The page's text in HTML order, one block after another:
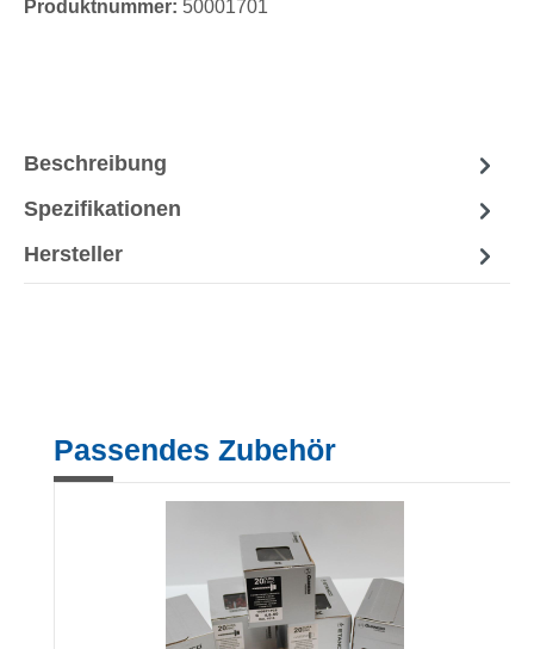
Produktnummer: 50001701
Beschreibung
Spezifikationen
Hersteller
Produktgalerie überspringen
Passendes Zubehör